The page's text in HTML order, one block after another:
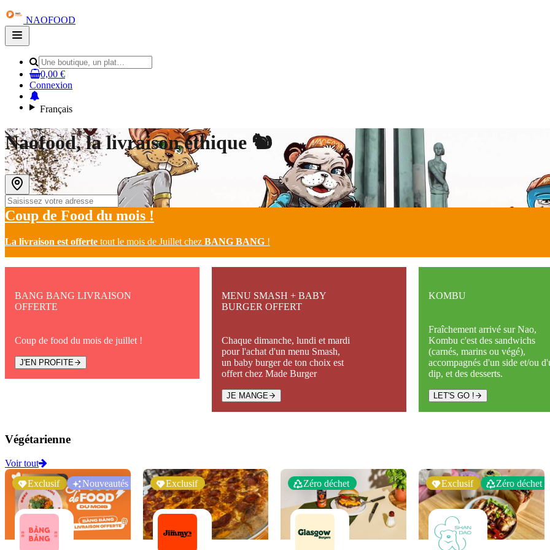
NAOFOOD
Open
main
0,00 €
Connexion
Français
Naofood, la livraison éthique 🐿
Coup de Food du mois !
La livraison est offerte tout le mois de Juillet chez BANG BANG !
BANG BANG LIVRAISON
OFFERTE
Coup de food du mois de juillet !
J'EN PROFITE
MENU SMASH + BABY
BURGER OFFERT
Chaque dimanche, lundi et mardi
pour l'achat d'un menu Smash,
un baby burger de ton choix est
offert chez Made Burger
JE MANGE
KOMBU
Fraîchement arrivé sur Nao,
Kombu c'est des sandwichs
(carnés, marins ou végé),
accompagnés d'un side et/ou
dip, et des desserts.
LET'S GO !
Végétarienne
Voir tout
Exclusif
Nouveautés Exclusif Zéro déchet Exclusif Zéro déchet